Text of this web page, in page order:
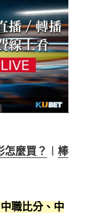
怎麼買？
棒
中職比分、中